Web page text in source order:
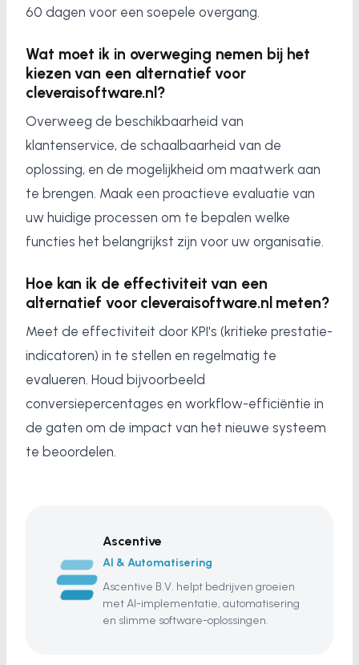
60 dagen voor een soepele overgang.
Wat moet ik in overweging nemen bij het
kiezen van een alternatief voor
cleveraisoftware.nl?
Overweeg de beschikbaarheid van
klantenservice, de schaalbaarheid van de
oplossing, en de mogelijkheid om maatwerk aan
te brengen. Maak een proactieve evaluatie van
uw huidige processen om te bepalen welke
functies het belangrijkst zijn voor uw organisatie.
Hoe kan ik de effectiviteit van een
alternatief voor cleveraisoftware.nl meten?
Meet de effectiviteit door KPI's (kritieke prestatie-
indicatoren) in te stellen en regelmatig te
evalueren. Houd bijvoorbeeld
conversiepercentages en workflow-efficiëntie in
de gaten om de impact van het nieuwe systeem
te beoordelen.
Ascentive
AI & Automatisering
Ascentive B.V. helpt bedrijven groeien
met AI-implementatie, automatisering
en slimme software-oplossingen.